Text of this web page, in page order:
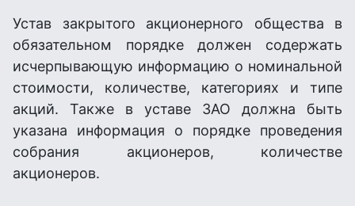
Устав закрытого акционерного общества в
обязательном порядке должен содержать
исчерпывающую информацию о номинальной
стоимости, количестве, категориях и типе
акций. Также в уставе ЗАО должна быть
указана информация о порядке проведения
собрания акционеров, количестве
акционеров.